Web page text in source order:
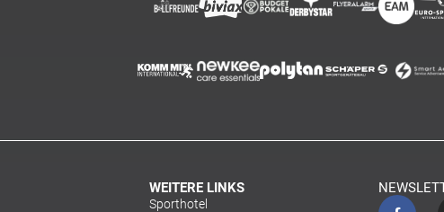
WEITERE LINKS
Sporthotel